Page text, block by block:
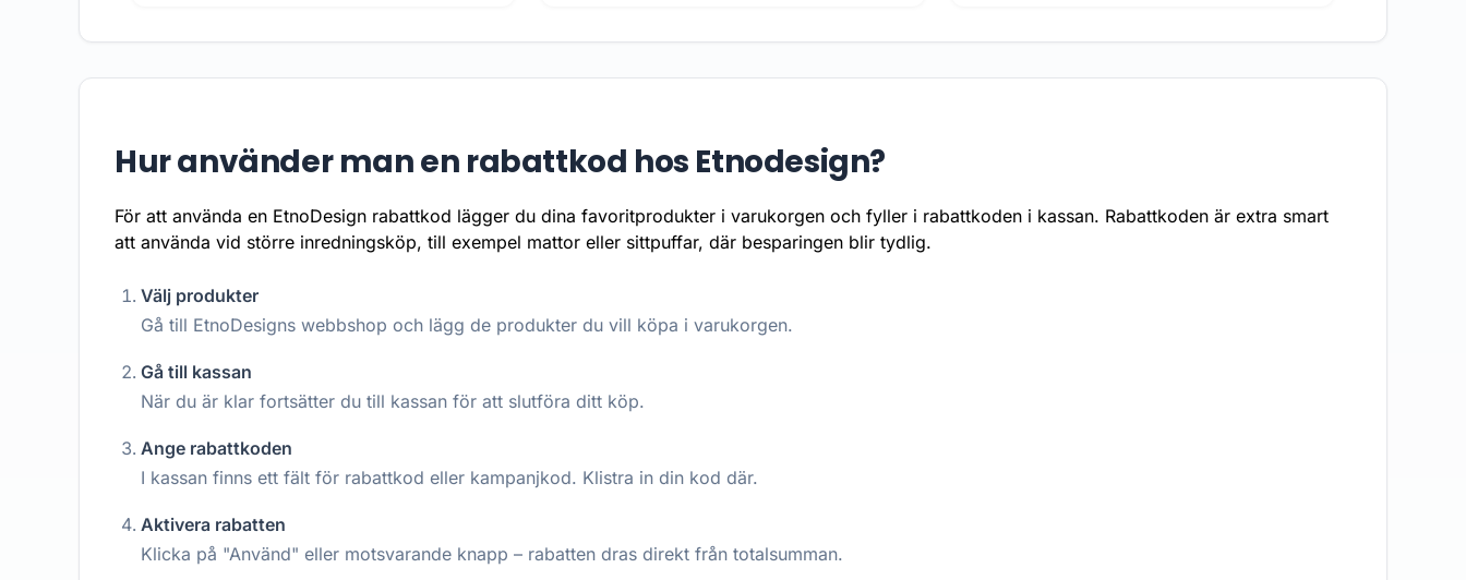
Hur använder man en rabattkod hos Etnodesign?
För att använda en EtnoDesign rabattkod lägger du dina favoritprodukter i varukorgen och fyller i rabattkoden i kassan. Rabattkoden är extra smart
att använda vid större inredningsköp, till exempel mattor eller sittpuffar, där besparingen blir tydlig.
Välj produkter
Gå till EtnoDesigns webbshop och lägg de produkter du vill köpa i varukorgen.
Gå till kassan
När du är klar fortsätter du till kassan för att slutföra ditt köp.
Ange rabattkoden
I kassan finns ett fält för rabattkod eller kampanjkod. Klistra in din kod där.
Aktivera rabatten
Klicka på "Använd" eller motsvarande knapp – rabatten dras direkt från totalsumman.